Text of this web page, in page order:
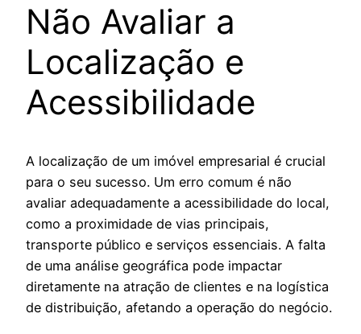
Não Avaliar a
Localização e
Acessibilidade
A localização de um imóvel empresarial é crucial
para o seu sucesso. Um erro comum é não
avaliar adequadamente a acessibilidade do local,
como a proximidade de vias principais,
transporte público e serviços essenciais. A falta
de uma análise geográfica pode impactar
diretamente na atração de clientes e na logística
de distribuição, afetando a operação do negócio.